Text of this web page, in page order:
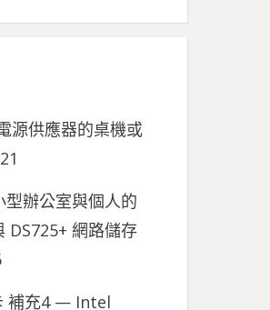
源供應器的桌機或
辦公室與個人的
DS725+ 網路儲存
補充4 — Intel